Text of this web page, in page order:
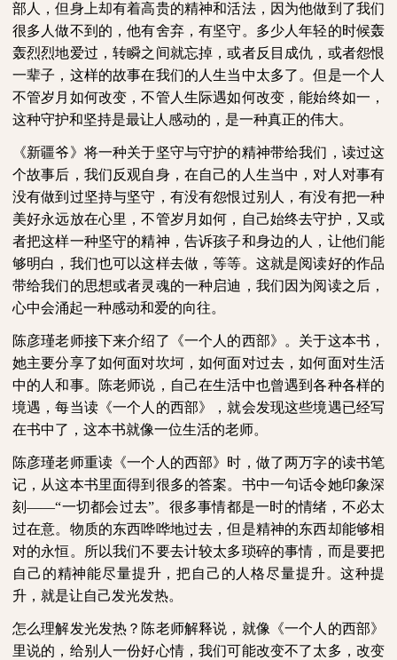
部人，但身上却有着高贵的精神和活法，因为他做到了我们
很多人做不到的，他有舍弃，有坚守。多少人年轻的时候轰
轰烈烈地爱过，转瞬之间就忘掉，或者反目成仇，或者怨恨
一辈子，这样的故事在我们的人生当中太多了。但是一个人
不管岁月如何改变，不管人生际遇如何改变，能始终如一，
这种守护和坚持是最让人感动的，是一种真正的伟大。
《新疆爷》将一种关于坚守与守护的精神带给我们，读过这
个故事后，我们反观自身，在自己的人生当中，对人对事有
没有做到过坚持与坚守，有没有怨恨过别人，有没有把一种
美好永远放在心里，不管岁月如何，自己始终去守护，又或
者把这样一种坚守的精神，告诉孩子和身边的人，让他们能
够明白，我们也可以这样去做，等等。这就是阅读好的作品
带给我们的思想或者灵魂的一种启迪，我们因为阅读之后，
心中会涌起一种感动和爱的向往。
陈彦瑾老师接下来介绍了《一个人的西部》。关于这本书，
她主要分享了如何面对坎坷，如何面对过去，如何面对生活
中的人和事。陈老师说，自己在生活中也曾遇到各种各样的
境遇，每当读《一个人的西部》，就会发现这些境遇已经写
在书中了，这本书就像一位生活的老师。
陈彦瑾老师重读《一个人的西部》时，做了两万字的读书笔
记，从这本书里面得到很多的答案。书中一句话令她印象深
刻——“一切都会过去”。很多事情都是一时的情绪，不必太
过在意。物质的东西哗哗地过去，但是精神的东西却能够相
对的永恒。所以我们不要去计较太多琐碎的事情，而是要把
自己的精神能尽量提升，把自己的人格尽量提升。这种提
升，就是让自己发光发热。
怎么理解发光发热？陈老师解释说，就像《一个人的西部》
里说的，给别人一份好心情，我们可能改变不了太多，改变